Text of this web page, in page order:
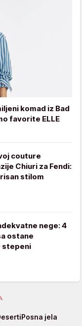
komad iz Bad
favorite ELLE
couture
Chiuri za Fendi:
stilom
nege: 4
ostane
stepeni
Posna jela